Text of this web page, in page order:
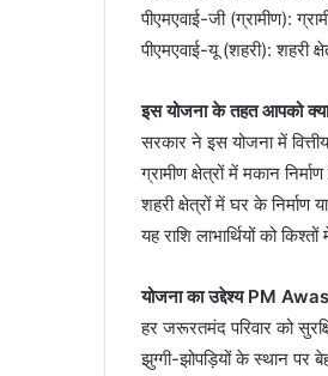
पीएमएवाई-जी (ग्रामीण):
पीएमएवाई-यू (शहरी): शहरी
इस योजना के तहत आपको
सरकार ने इस योजना में
ग्रामीण क्षेत्रों में मकान
शहरी क्षेत्रों में घर के
यह राशि लाभार्थियों को
योजना का उद्देश्य PM
हर जरूरतमंद परिवार को
झुग्गी-झोपड़ियों के स्थान पर